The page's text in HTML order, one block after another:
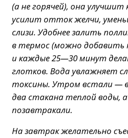
(а не горячей), она улучшит
усилит отток желчи,
слизи. Удобнее залить
в термос (можно добавить
и каждые 25—30 минут
глотков. Вода увлажняет
токсины. Утром встали —
два стакана теплой воды,
позавтракали.
На завтрак желательно